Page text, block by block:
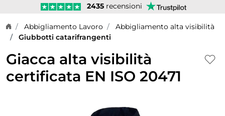
2435 recensioni
Home page
Abbigliamento Lavoro
Abbigliamento alta visibilità
Giubbotti catarifrangenti
Giacca alta visibilità
certificata EN ISO 20471